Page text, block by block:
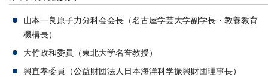
山本一良原子力分科会会長（名古屋学芸大学副学長・教養教育
機構長）
大竹政和委員（東北大学名誉教授）
興直孝委員（公益財団法人日本海洋科学振興財団理事長）